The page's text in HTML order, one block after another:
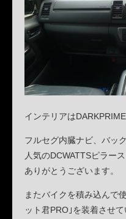
インテリアは
フルセグ内臓ナビ、バッ
人気のDCWATTSピラー
ありがとうございます。
またバイクを積み込んで
ット君PRO｣を装着させて